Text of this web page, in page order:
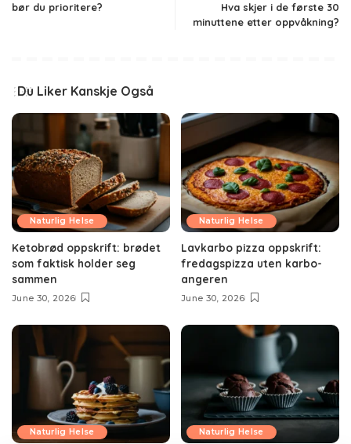
bør du prioritere?
Hva skjer i de første 30
minuttene etter oppvåkning?
Du Liker Kanskje Også
Naturlig Helse
Ketobrød oppskrift: brødet
som faktisk holder seg
sammen
June 30, 2026
Naturlig Helse
Lavkarbo pizza oppskrift:
fredagspizza uten karbo-
angeren
June 30, 2026
Naturlig Helse Naturlig Helse